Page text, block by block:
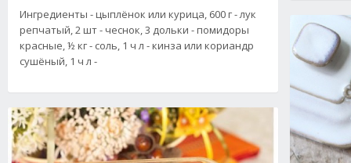
Ингредиенты - цыплёнок или курица, 600 г - лук
репчатый, 2 шт - чеснок, 3 дольки - помидоры
красные, ½ кг - соль, 1 ч л - кинза или кориандр
сушёный, 1 ч л -